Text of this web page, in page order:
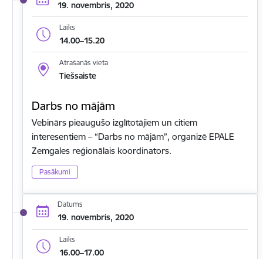
19. novembris, 2020
Laiks
14.00–15.20
Atrašanās vieta
Tiešsaiste
Darbs no mājām
Vebinārs pieaugušo izglītotājiem un citiem
interesentiem – “Darbs no mājām”, organizē EPALE
Zemgales reģionālais koordinators.
Pasākumi
Datums
19. novembris, 2020
Laiks
16.00–17.00